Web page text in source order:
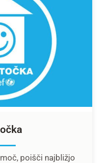
poišči najbližjo